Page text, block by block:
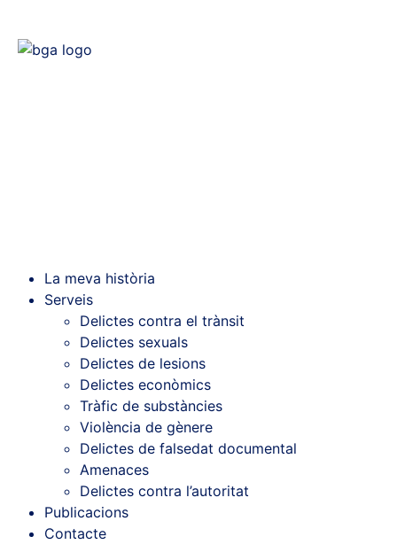
La meva història
Serveis
Delictes contra el trànsit
Delictes sexuals
Delictes de lesions
Delictes econòmics
Tràfic de substàncies
Violència de gènere
Delictes de falsedat documental
Amenaces
Delictes contra l’autoritat
Publicacions
Contacte